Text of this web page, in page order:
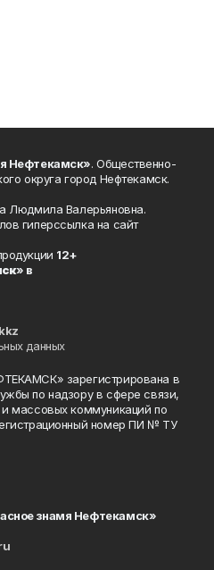
Нефтекамск». Общественно-
округа город Нефтекамск.
Людмила Валерьяновна.
гиперссылка на сайт
12+
» в
данных
зарегистрирована в
по надзору в сфере связи,
массовых коммуникаций по
номер ПИ № ТУ
знамя Нефтекамск»